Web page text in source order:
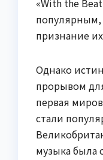
популярным,
признание
Однако
прорывом
первая
стали
музыка была